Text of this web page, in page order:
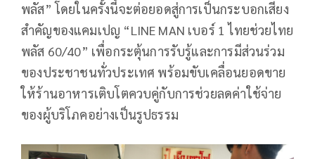
พลัส” โดยในครั้งนี้จะต่อยอดสู่การเป็นกระบอกเสียง
สำคัญของแคมเปญ “LINE MAN เบอร์ 1 ไทยช่วยไทย
พลัส 60/40” เพื่อกระตุ้นการรับรู้และการมีส่วนร่วม
ของประชาชนทั่วประเทศ พร้อมขับเคลื่อนยอดขาย
ให้ร้านอาหารเติบโตควบคู่กับการช่วยลดค่าใช้จ่าย
ของผู้บริโภคอย่างเป็นรูปธรรม